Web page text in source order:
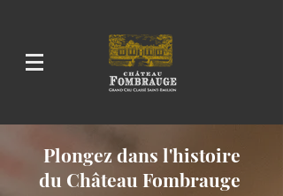
Plongez dans l'histoire
du Château Fombrauge